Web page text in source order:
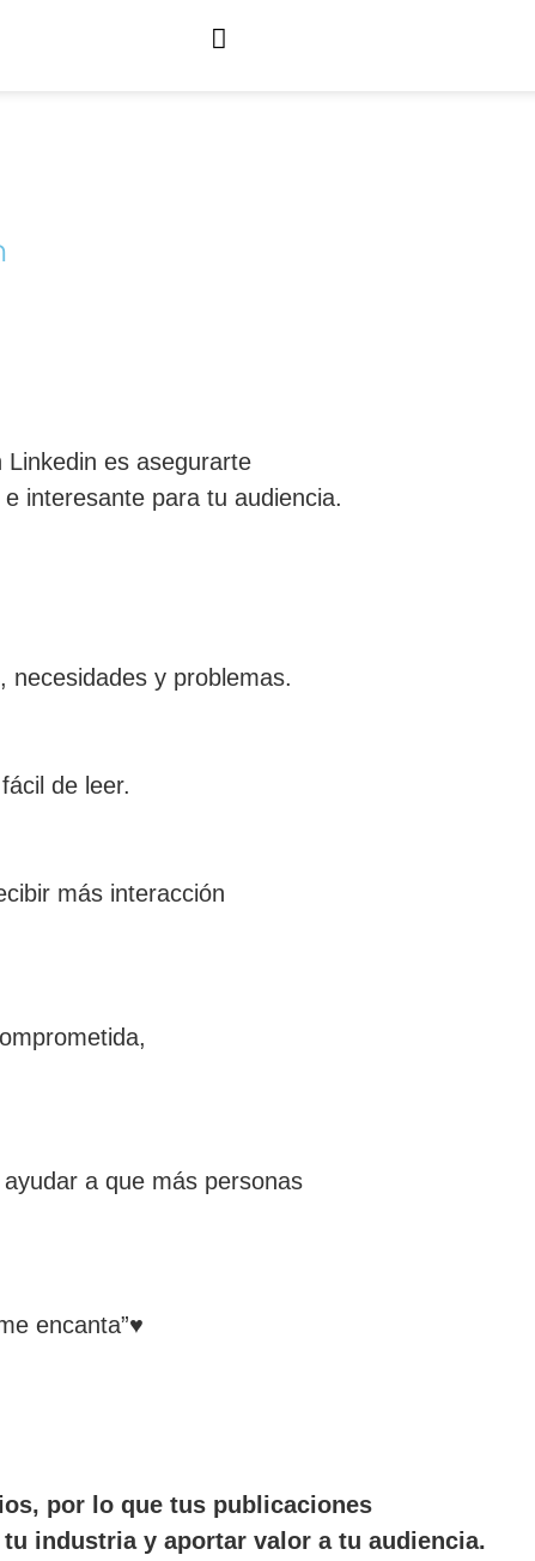
es asegurarte
interesante para tu audiencia.
necesidades y problemas.
de leer.
más interacción
a que más personas
encanta”♥
por lo que tus publicaciones
industria y aportar valor a tu audiencia.